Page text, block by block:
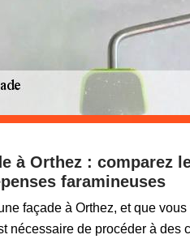
à Orthez : comparez
faramineuses
façade à Orthez, et que
nécessaire de procéder à des